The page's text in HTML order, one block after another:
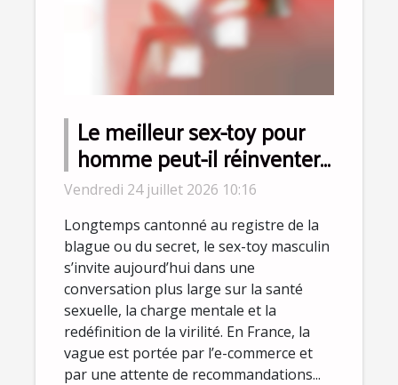
Le meilleur sex-toy pour
homme peut-il réinventer
la virilité moderne ?
Vendredi 24 juillet 2026 10:16
Longtemps cantonné au registre de la
blague ou du secret, le sex-toy masculin
s’invite aujourd’hui dans une
conversation plus large sur la santé
sexuelle, la charge mentale et la
redéfinition de la virilité. En France, la
vague est portée par l’e-commerce et
par une attente de recommandations...